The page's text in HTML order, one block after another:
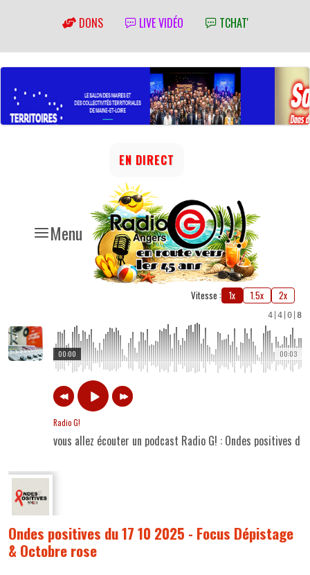
DONS LIVE VIDÉO TCHAT'
Menu
EN DIRECT
Vitesse : 1x 1.5x 2x
4 4 0 8
00:03
00:00
Radio G!
vous allez écouter un podcast Radio G! : Ondes positives
Ondes positives du 17 10 2025 - Focus Dépistage
& Octobre rose